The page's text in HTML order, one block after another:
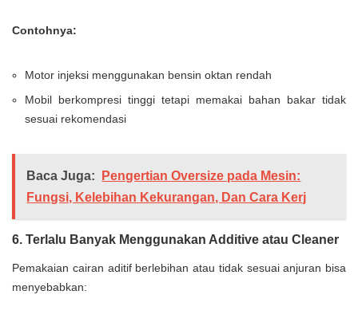
Contohnya:
Motor injeksi menggunakan bensin oktan rendah
Mobil berkompresi tinggi tetapi memakai bahan bakar tidak
sesuai rekomendasi
Baca Juga:
Pengertian Oversize pada Mesin:
Fungsi, Kelebihan Kekurangan, Dan Cara Kerj
6. Terlalu Banyak Menggunakan Additive atau Cleaner
Pemakaian cairan aditif berlebihan atau tidak sesuai anjuran bisa
menyebabkan: